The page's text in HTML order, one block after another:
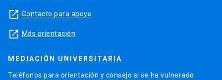
launch Contacto para apoyo
launch Más orientación
MEDIACIÓN UNIVERSITARIA
Teléfonos para orientación y consejo si se ha vulnerado